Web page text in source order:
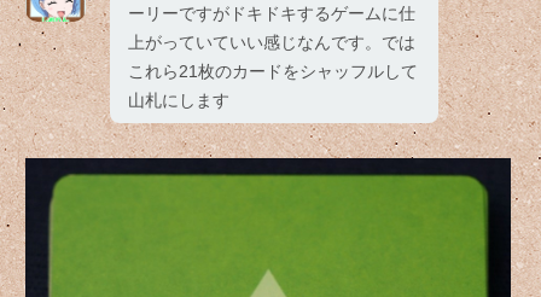
ーリーですがドキドキするゲームに仕
上がっていていい感じなんです。では
これら21枚のカードをシャッフルして
山札にします